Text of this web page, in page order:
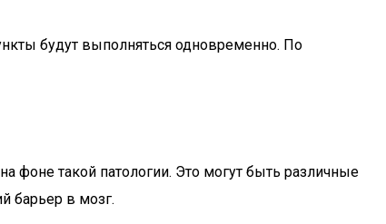
будут выполняться одновременно. По
фоне такой патологии. Это могут быть различные
барьер в мозг.